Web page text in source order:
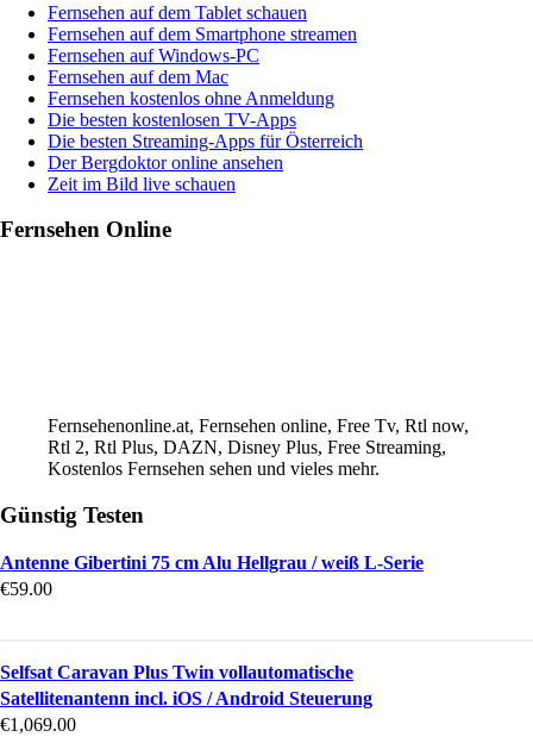
Fernsehen auf dem Tablet schauen
Fernsehen auf dem Smartphone streamen
Fernsehen auf Windows-PC
Fernsehen auf dem Mac
Fernsehen kostenlos ohne Anmeldung
Die besten kostenlosen TV-Apps
Die besten Streaming-Apps für Österreich
Der Bergdoktor online ansehen
Zeit im Bild live schauen
Fernsehen Online
Fernsehenonline.at, Fernsehen online, Free Tv, Rtl now,
Rtl 2, Rtl Plus, DAZN, Disney Plus, Free Streaming,
Kostenlos Fernsehen sehen und vieles mehr.
Günstig Testen
Antenne Gibertini 75 cm Alu Hellgrau / weiß L-Serie
€59.00
Selfsat Caravan Plus Twin vollautomatische
Satellitenantenn incl. iOS / Android Steuerung
€1,069.00